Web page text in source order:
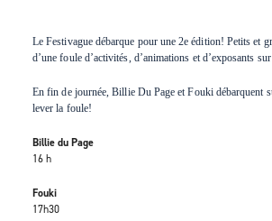
Le Festivague débarque pour une 2e édition! Petits et
d’une foule d’activités, d’animations et d’exposants
En fin de journée, Billie Du Page et Fouki débarquent
lever la foule!
Billie du Page
16 h
Fouki
17h30